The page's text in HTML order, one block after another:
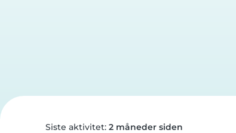
Siste aktivitet: 2 måneder siden